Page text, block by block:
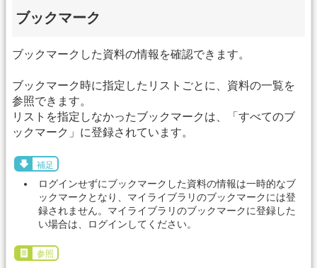
ブックマーク
ブックマークした資料の情報を確認できます。
ブックマーク時に指定したリストごとに、資料の一覧を
参照できます。
リストを指定しなかったブックマークは、「すべてのブ
ックマーク」に登録されています。
補足
ログインせずにブックマークした資料の情報は一時的なブ
ックマークとなり、マイライブラリのブックマークには登
録されません。マイライブラリのブックマークに登録した
い場合は、ログインしてください。
参照